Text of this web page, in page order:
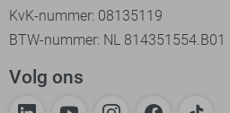
KvK-nummer: 08135119
BTW-nummer: NL 814351554.B01
Volg ons